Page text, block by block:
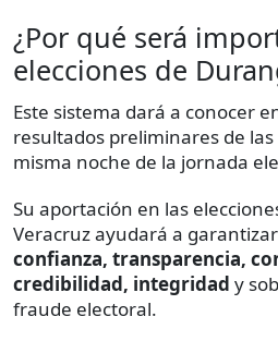
¿Por qué será
elecciones de
Este sistema dará a conocer
resultados preliminares de
misma noche de la jornada
Su aportación en las
Veracruz ayudará a
confianza, transparencia,
credibilidad, integridad y
fraude electoral.